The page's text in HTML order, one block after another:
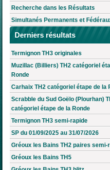
Recherche dans les Résultats
Simultanés Permanents et
Derniers résultats
Termignon TH3 originales
Muzillac (Billiers) TH2 catégoriel
Ronde
Carhaix TH2 catégoriel étape de la
Scrabble du Sud Goëlo (Plourhan)
catégoriel étape de la Ronde
Termignon TH3 semi-rapide
SP du 01/09/2025 au 31/07/2026
Gréoux les Bains TH2 paires semi-
Gréoux les Bains TH5